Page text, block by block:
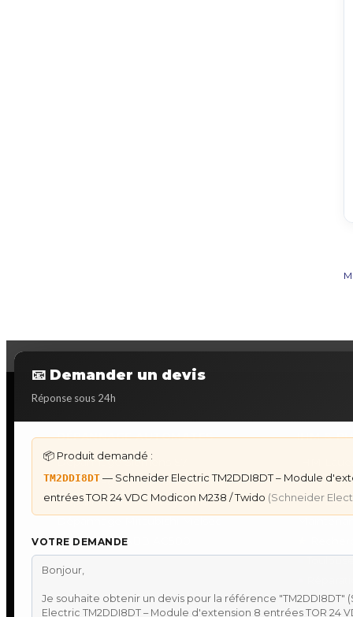
📧 Demander un devis
Réponse sous 24h
📦 Produit demandé :
TM2DDI8DT — Schneider Electric TM2DDI8DT – Module
entrées TOR 24 VDC Modicon M238 / Twido (Schneider
VOTRE DEMANDE
DÉPANNAGE AUTOMATES
Dépannage Siemens S7
Dépannage Schneider Modicon
Dépannage Omron Sysmac
Dépannage ABB AC500
IHM &
IHM
●
●Audit de